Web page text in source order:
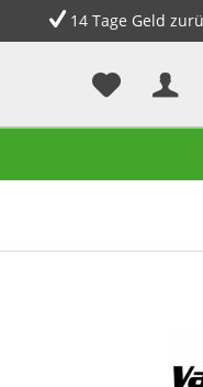
14 Tage Geld